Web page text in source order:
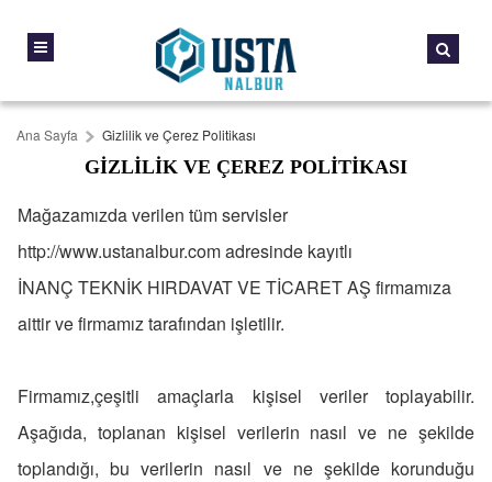
Ana Sayfa Gizlilik ve Çerez Politikası
GIZLILIK VE ÇEREZ POLITIKASI
Mağazamızda verilen tüm servisler
http://www.ustanalbur.com adresinde kayıtlı
İNANÇ TEKNİK HIRDAVAT VE TİCARET AŞ firmamıza
aittir ve firmamız tarafından işletilir.
Firmamız,çeşitli amaçlarla kişisel veriler toplayabilir.
Aşağıda, toplanan kişisel verilerin nasıl ve ne şekilde
toplandığı, bu verilerin nasıl ve ne şekilde korunduğu